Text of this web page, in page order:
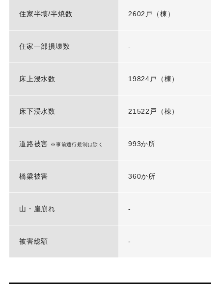
住家半壊/半焼数 2602戸（棟）
住家一部損壊数 -
床上浸水数 19824戸（棟）
床下浸水数 21522戸（棟）
道路被害 ※事前通行規制は除く 993か所
橋梁被害 360か所
山・崖崩れ -
被害総額 -